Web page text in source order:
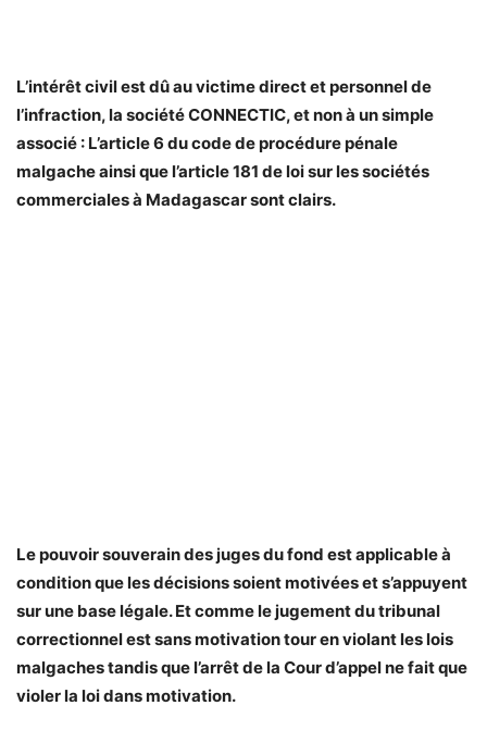
L’intérêt civil est dû au victime direct et personnel de
l’infraction, la société CONNECTIC, et non à un simple
associé : L’article 6 du code de procédure pénale
malgache ainsi que l’article 181 de loi sur les sociétés
commerciales à Madagascar sont clairs.
Le pouvoir souverain des juges du fond est applicable à
condition que les décisions soient motivées et s’appuyent
sur une base légale. Et comme le jugement du tribunal
correctionnel est sans motivation tour en violant les lois
malgaches tandis que l’arrêt de la Cour d’appel ne fait que
violer la loi dans motivation.